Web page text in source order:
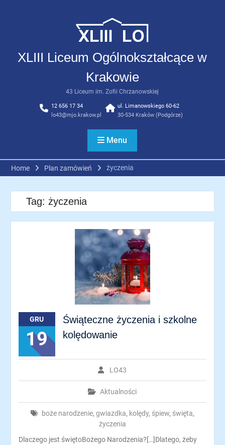
XLIII Liceum Ogólnokształcące w
Krakowie
43 Liceum im. Zofii Chrzanowskiej
12 656 17 34
lo43@mjo.krakow.pl
ul. Limanowskiego 60-62
30-534 Kraków (Podgórze)
Menu
Home Plan zamówień życzenia
Tag: życzenia
GRU
19
Świąteczne życzenia i szkolne
kolędowanie
LO43
Aktualności
boże narodzenie, gwiazdka, kolędy, śpiew, święta,
życzenia
Dlaczego jest świętoBożego Narodzenia?[…]Dlatego, żeby